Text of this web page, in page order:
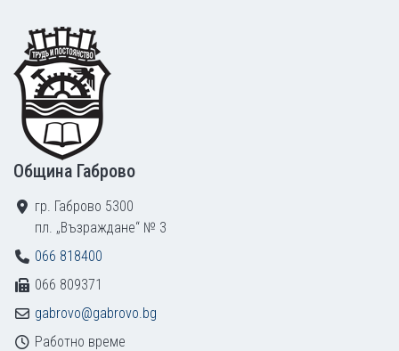
Footer
Община Габрово
гр. Габрово 5300
пл. „Възраждане“ № 3
066 818400
066 809371
gabrovo@gabrovo.bg
Работно време